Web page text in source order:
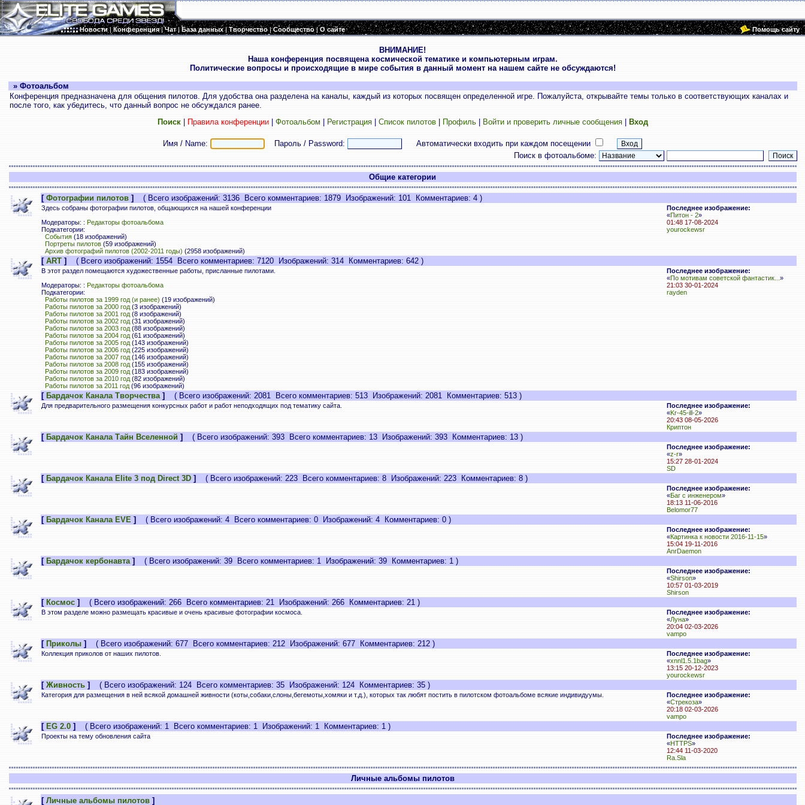
Новости|Конференция|Чат|База данных|Творчество|Сообщество|О сайте Помощь сайту
ВНИМАНИЕ!
Наша конференция посвящена космической тематике и компьютерным играм.
Политические вопросы и происходящие в мире события в данный момент на нашем сайте не обсуждаются!
» Фотоальбом
Конференция предназначена для общения пилотов. Для удобства она разделена на каналы, каждый из которых посвящен определенной игре. Пожалуйста, открывайте темы только в соответствующих каналах и
после того, как убедитесь, что данный вопрос не обсуждался ранее.
Поиск| Правила конференции| Фотоальбом Регистрация| Список пилотов| Профиль| Войти и проверить личные сообщения| Вход
Имя / Name: Пароль / Password:
Автоматически входить при каждом посещении
Поиск в фотоальбоме:
Общие категории
[ Фотографии пилотов] ( Всего изображений: 3136 Всего комментариев: 1879 Изображений: 101 Комментариев: 4 )
Здесь собраны фотографии пилотов, общающихся на нашей конференции
Модераторы: : Редакторы фотоальбома
Подкатегории:
События(18 изображений)
Портреты пилотов(59 изображений)
Архив фотографий пилотов (2002-2011 годы) (2958 изображений)
Последнее изображение:
«Питон - 2»
01:48 17-08-2024
yourockewsr
[ ART] ( Всего изображений: 1554 Всего комментариев: 7120 Изображений: 314 Комментариев: 642 )
В этот раздел помещаются художественные работы, присланные пилотами.
Модераторы: : Редакторы фотоальбома
Подкатегории:
Работы пилотов за 1999 год (и ранее) (19 изображений)
Работы пилотов за 2000 год(3 изображений)
Работы пилотов за 2001 год(8 изображений)
Работы пилотов за 2002 год(31 изображений)
Работы пилотов за 2003 год(88 изображений)
Работы пилотов за 2004 год(61 изображений)
Работы пилотов за 2005 год(143 изображений)
Работы пилотов за 2006 год(225 изображений)
Работы пилотов за 2007 год(146 изображений)
Работы пилотов за 2008 год(155 изображений)
Работы пилотов за 2009 год(183 изображений)
Работы пилотов за 2010 год(82 изображений)
Работы пилотов за 2011 год(96 изображений)
Последнее изображение:
«По мотивам советской фантастик... »
21:03 30-01-2024
rayden
[ Бардачок Канала Творчества] ( Всего изображений: 2081 Всего комментариев: 513 Изображений: 2081 Комментариев: 513 )
Для предварительного размещения конкурсных работ и работ неподходящих под тематику сайта.
Последнее изображение:
«Kr-45-ill-2»
20:43 08-05-2026
Криптон
[ Бардачок Канала Тайн Вселенной] ( Всего изображений: 393 Всего комментариев: 13 Изображений: 393 Комментариев: 13 )
Последнее изображение:
«z-r»
15:27 28-01-2024
SD
[ Бардачок Канала Elite 3 под Direct 3D] ( Всего изображений: 223 Всего комментариев: 8 Изображений: 223 Комментариев: 8 )
Последнее изображение:
«Баг с инженером»
18:13 11-06-2016
Belomor77
[ Бардачок Канала EVE] ( Всего изображений: 4 Всего комментариев: 0 Изображений: 4 Комментариев: 0 )
Последнее изображение:
«Картинка к новости 2016-11-15»
15:04 19-11-2016
AnrDaemon
[ Бардачок кербонавта] ( Всего изображений: 39 Всего комментариев: 1 Изображений: 39 Комментариев: 1 )
Последнее изображение:
«Shirson»
10:57 01-03-2019
Shirson
[ Космос] ( Всего изображений: 266 Всего комментариев: 21 Изображений: 266 Комментариев: 21 )
В этом разделе можно размещать красивые и очень красивые фотографии космоса.
Последнее изображение:
«Луна»
20:04 02-03-2026
vampo
[ Приколы] ( Всего изображений: 677 Всего комментариев: 212 Изображений: 677 Комментариев: 212 )
Коллекция приколов от наших пилотов.
Последнее изображение:
«xnnl1.5.1bag»
13:15 20-12-2023
yourockewsr
[ Живность] ( Всего изображений: 124 Всего комментариев: 35 Изображений: 124 Комментариев: 35 )
Категория для размещения в ней всякой домашней живности (коты,собаки,слоны,бегемоты,хомяки и т.д.), которых так любят постить в пилотском фотоальбоме всякие индивидуумы.
Последнее изображение:
«Стрекоза»
20:18 02-03-2026
vampo
[ EG 2.0] ( Всего изображений: 1 Всего комментариев: 1 Изображений: 1 Комментариев: 1 )
Проекты на тему обновления сайта
Последнее изображение:
«HTTPS»
12:44 11-03-2020
Ra.Sla
Личные альбомы пилотов
[ Личные альбомы пилотов]